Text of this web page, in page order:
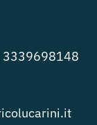
3339698148
ni.it